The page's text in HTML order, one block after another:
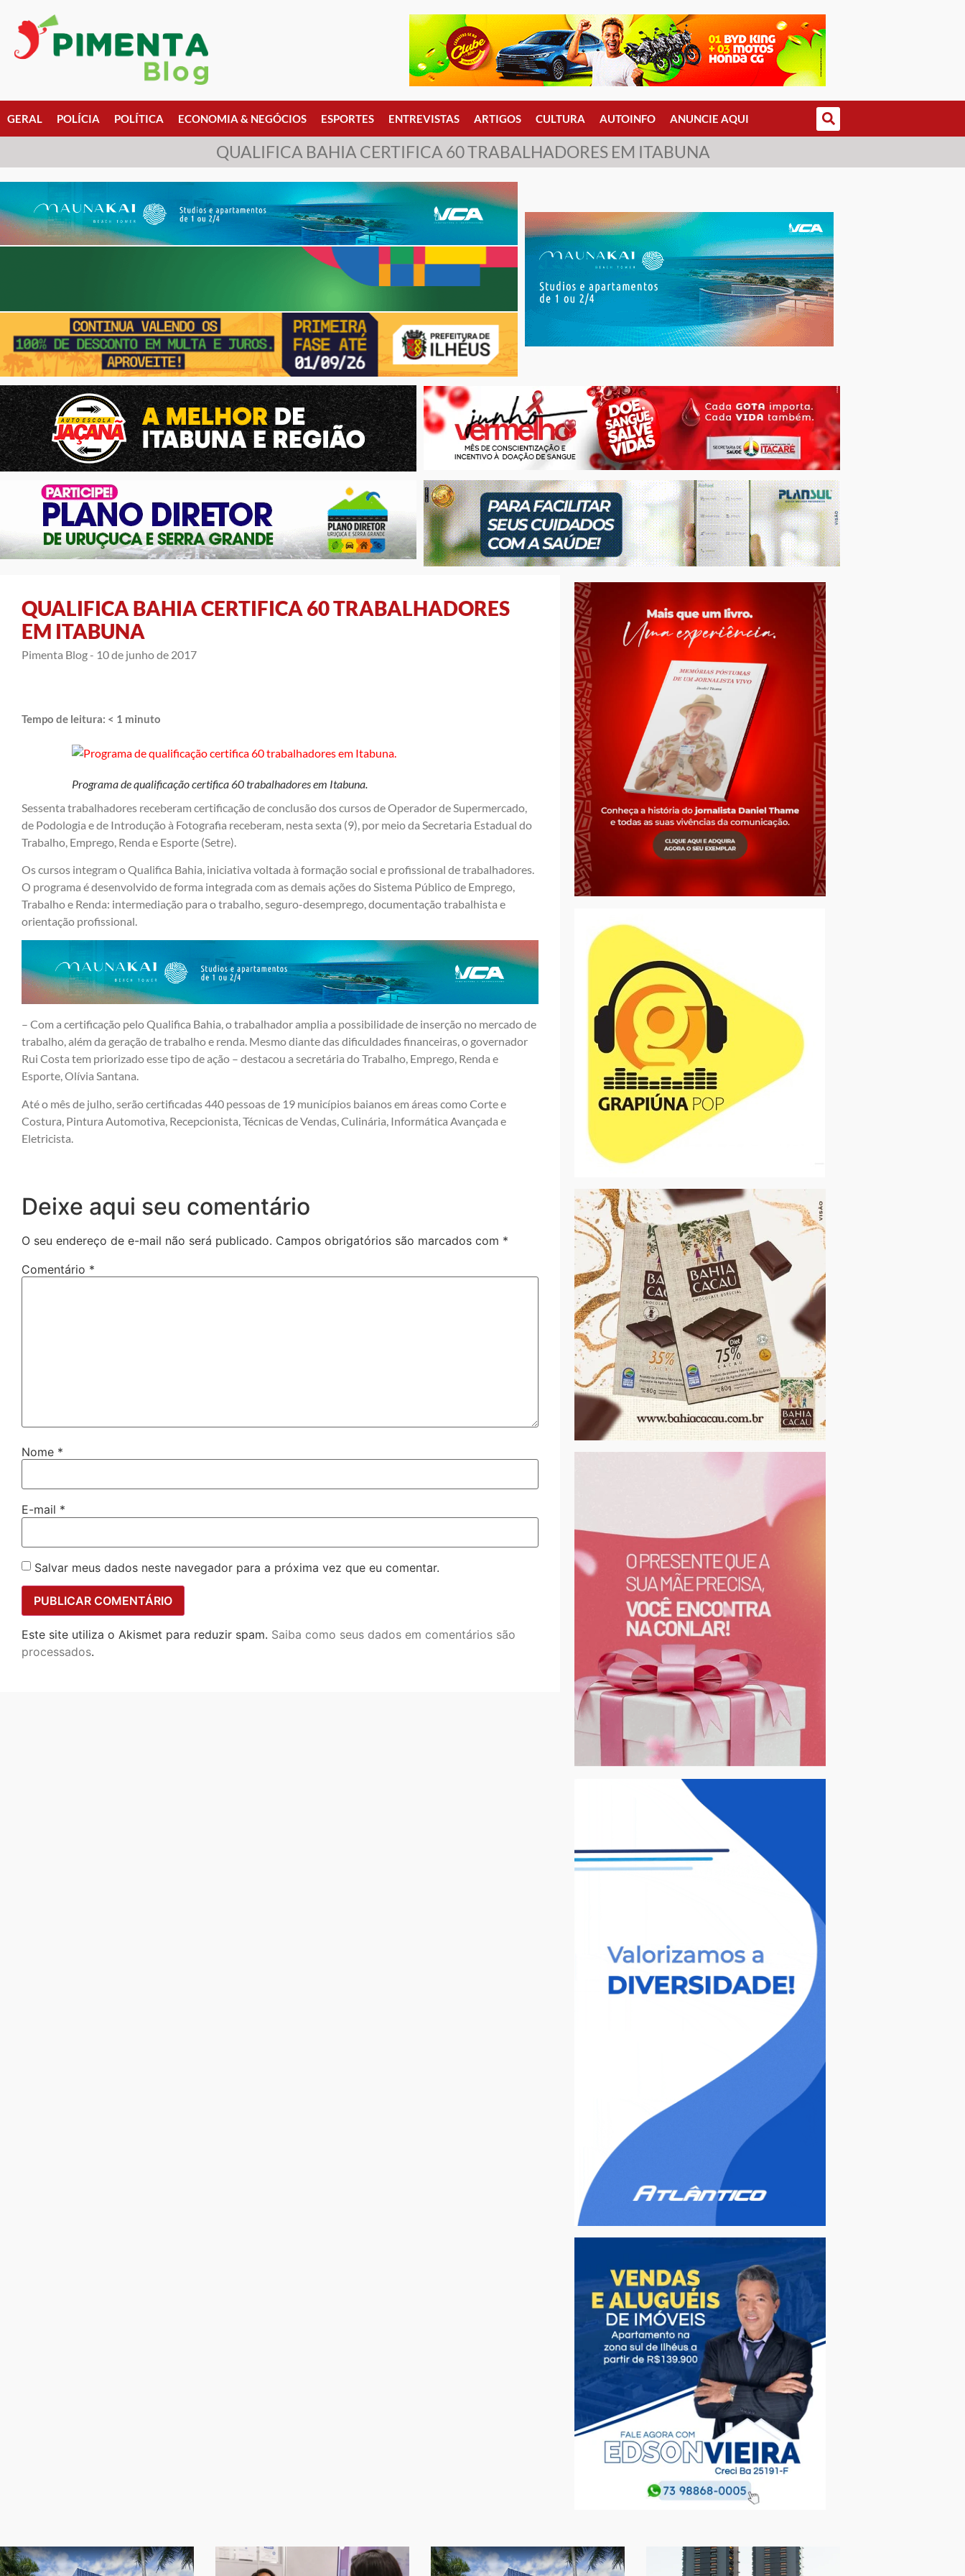
GERAL POLÍCIA POLÍTICA ECONOMIA & NEGÓCIOS ESPORTES ENTREVISTAS ARTIGOS CULTURA AUTOINFO ANUNCIE AQUI
QUALIFICA BAHIA CERTIFICA 60 TRABALHADORES EM ITABUNA
QUALIFICA BAHIA CERTIFICA 60 TRABALHADORES
EM ITABUNA
Pimenta Blog - 10 de junho de 2017
Tempo de leitura: < 1 minuto
Programa de qualificação certifica 60 trabalhadores em Itabuna.
Sessenta trabalhadores receberam certificação de conclusão dos cursos de Operador de Supermercado,
de Podologia e de Introdução à Fotografia receberam, nesta sexta (9), por meio da Secretaria Estadual do
Trabalho, Emprego, Renda e Esporte (Setre).
Os cursos integram o Qualifica Bahia, iniciativa voltada à formação social e profissional de trabalhadores.
O programa é desenvolvido de forma integrada com as demais ações do Sistema Público de Emprego,
Trabalho e Renda: intermediação para o trabalho, seguro-desemprego, documentação trabalhista e
orientação profissional.
– Com a certificação pelo Qualifica Bahia, o trabalhador amplia a possibilidade de inserção no mercado de
trabalho, além da geração de trabalho e renda. Mesmo diante das dificuldades financeiras, o governador
Rui Costa tem priorizado esse tipo de ação – destacou a secretária do Trabalho, Emprego, Renda e
Esporte, Olívia Santana.
Até o mês de julho, serão certificadas 440 pessoas de 19 municípios baianos em áreas como Corte e
Costura, Pintura Automotiva, Recepcionista, Técnicas de Vendas, Culinária, Informática Avançada e
Eletricista.
Deixe aqui seu comentário
O seu endereço de e-mail não será publicado. Campos obrigatórios são marcados com *
Comentário *
Nome *
E-mail *
Salvar meus dados neste navegador para a próxima vez que eu comentar.
Este site utiliza o Akismet para reduzir spam. Saiba como seus dados em comentários são
processados.